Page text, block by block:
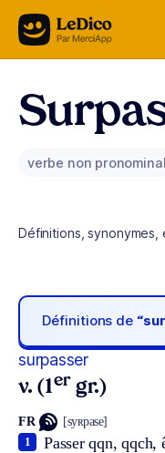
Aller au contenu
verbe non pronominal
Définitions, synonymes,
Définitions de
surpasser
v. (1er gr.)
FR [syʀpase]
Passer qqn, qqch,
1